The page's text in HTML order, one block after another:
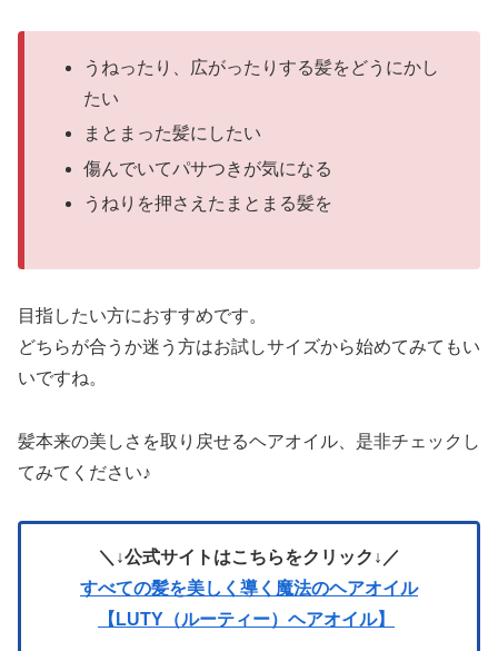
うねったり、広がったりする髪をどうにかし
たい
まとまった髪にしたい
傷んでいてパサつきが気になる
うねりを押さえたまとまる髪を
目指したい方におすすめです。
どちらが合うか迷う方はお試しサイズから始めてみてもい
いですね。
髪本来の美しさを取り戻せるヘアオイル、是非チェックし
てみてください♪
＼↓公式サイトはこちらをクリック↓／
すべての髪を美しく導く魔法のヘアオイル
【LUTY（ルーティー）ヘアオイル】